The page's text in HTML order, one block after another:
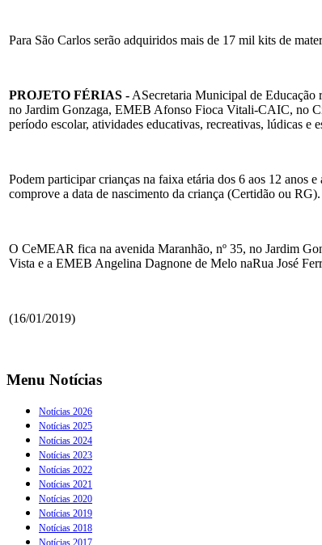
Para São Carlos serão adquiridos mais de 17 mil kits de
PROJETO FÉRIAS - ASecretaria Municipal de
no Jardim Gonzaga, EMEB Afonso Fioca Vitali-CAIC, no
período escolar, atividades educativas, recreativas, lúdicas e
Podem participar crianças na faixa etária dos 6 aos 12 anos
comprove a data de nascimento da criança (Certidão ou
O CeMEAR fica na avenida Maranhão, nº 35, no Jardim
Vista e a EMEB Angelina Dagnone de Melo naRua José
(16/01/2019)
Menu Notícias
Notícias 2026
Notícias 2025
Notícias 2024
Notícias 2023
Notícias 2022
Notícias 2021
Notícias 2020
Notícias 2019
Notícias 2018